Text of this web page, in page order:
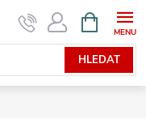
HLEDAT
NÁKUPNÍ
KOŠÍK